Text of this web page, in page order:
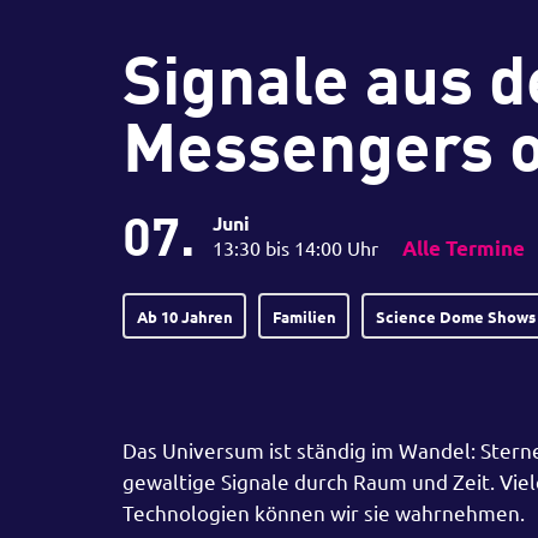
Signale aus
Messengers
07. Juni
13:30 bis 14:00 Uhr Alle Termine
Ab 10 Jahren Familien Science Dome Shows
Das Universum ist ständig im Wandel:
gewaltige Signale durch Raum und Zeit.
Technologien können wir sie wahrnehmen.